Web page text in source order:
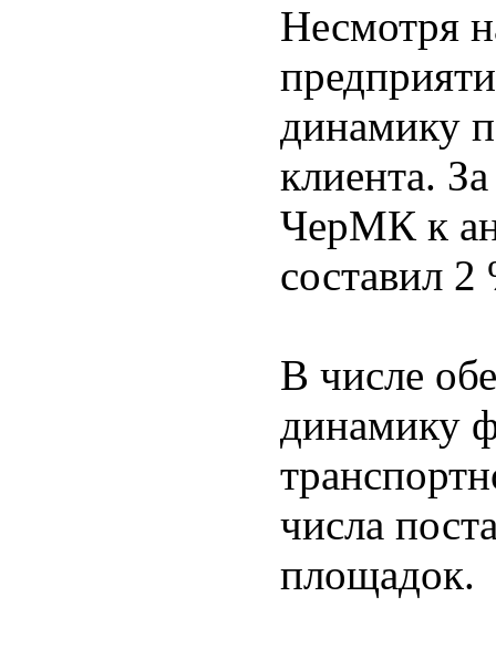
Несмотря
динамику
клиента.
ЧерМК к
составил 2
В числе
динамику
числа
площадок.